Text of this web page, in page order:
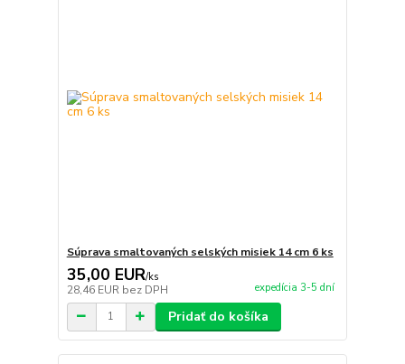
Súprava smaltovaných selských misiek 14 cm 6 ks
35,00 EUR/ks
28,46 EUR bez DPH expedícia 3-5 dní
Pridať do košíka